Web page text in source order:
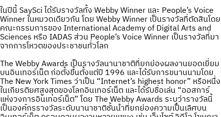
ในปีนี้ SaySci ได้รับรางวัลทั้ง Webby Winner และ People’s Voice
Winner ในหมวดเดียวกัน โดย Webby Winner เป็นรางวัลที่ตัดสินโดย
คณะกรรมการของ International Academy of Digital Arts and
Sciences หรือ IADAS ส่วน People’s Voice Winner เป็นรางวัลที่มา
จากการโหวตของประชาชนทั่วโลก
The Webby Awards เป็นรางวัลนานาชาติที่ยกย่องผลงานยอดเยี่ยม
บนอินเทอร์เน็ต ก่อตั้งขึ้นตั้งแต่ปี 1996 และได้รับการขนานนามโดย
The New York Times ว่าเป็น “Internet’s highest honor” หรือหนึ่ง
ในเกียรติยศสูงสุดของโลกอินเทอร์เน็ต และได้รับชื่อเล่น “ออสการ์
แห่งวงการอินเทอร์เน็ต” โดย The Webby Awards ระบุว่ารางวัลนี้
เป็นองค์กรรางวัลระดับนานาชาติชั้นนำที่ยกย่องความเป็นเลิศบน